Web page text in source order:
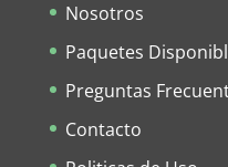
Nosotros
Paquetes
Preguntas
Contacto